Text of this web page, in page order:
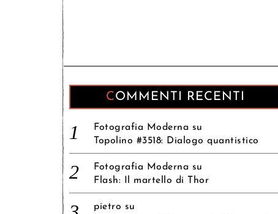
COMMENTI RECENTI
Fotografia Moderna su
Topolino #3518: Dialogo quantistico
Fotografia Moderna su
Flash: Il martello di Thor
pietro su